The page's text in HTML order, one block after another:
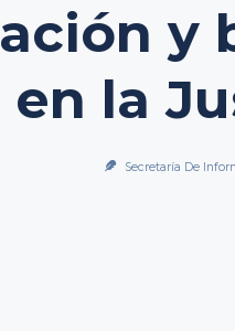
y
en la
Secretaría De